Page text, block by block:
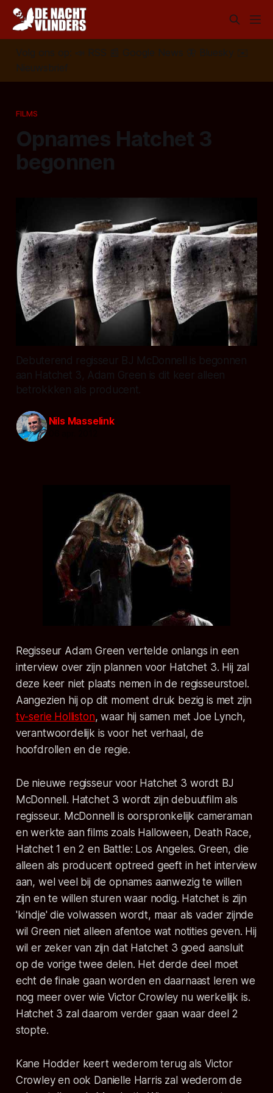
Volg ons op: 📣 RSS 📰 Google News 🦋 Bluesky
✉️
Nieuwsbrief
FILMS
Opnames Hatchet 3
begonnen
Debuterend regisseur BJ McDonnell is begonnen
aan Hatchet 3, Adam Green is dit keer alleen
betrokkken als producent.
Nils Masselink
Regisseur Adam Green vertelde onlangs in een
interview over zijn plannen voor Hatchet 3. Hij zal
deze keer niet plaats nemen in de regisseurstoel.
Aangezien hij op dit moment druk bezig is met zijn
tv-serie Holliston, waar hij samen met Joe Lynch,
verantwoordelijk is voor het verhaal, de
hoofdrollen en de regie.
De nieuwe regisseur voor Hatchet 3 wordt BJ
McDonnell. Hatchet 3 wordt zijn debuutfilm als
regisseur. McDonnell is oorspronkelijk cameraman
en werkte aan films zoals Halloween, Death Race,
Hatchet 1 en 2 en Battle: Los Angeles. Green, die
alleen als producent optreed geeft in het interview
aan, wel veel bij de opnames aanwezig te willen
zijn en te willen sturen waar nodig. Hatchet is zijn
'kindje' die volwassen wordt, maar als vader zijnde
wil Green niet alleen afentoe wat notities geven. Hij
wil er zeker van zijn dat Hatchet 3 goed aansluit
op de vorige twee delen. Het derde deel moet
echt de finale gaan worden en daarnaast leren we
nog meer over wie Victor Crowley nu werkelijk is.
Hatchet 3 zal daarom verder gaan waar deel 2
stopte.
Kane Hodder keert wederom terug als Victor
Crowley en ook Danielle Harris zal wederom de